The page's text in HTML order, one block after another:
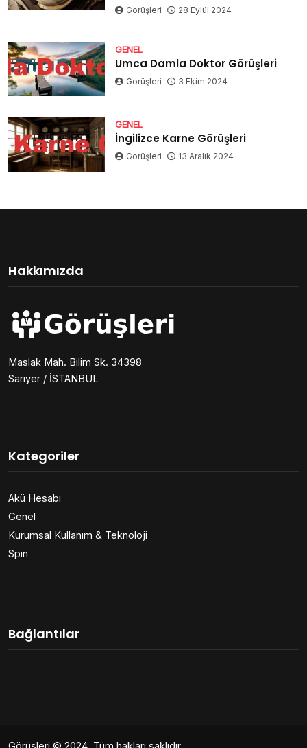
Görüşleri 28 Eylül 2024
GENEL
Umca Damla Doktor Görüşleri
Görüşleri 3 Ekim 2024
GENEL
İngilizce Karne Görüşleri
Görüşleri 13 Aralık 2024
Hakkımızda
Maslak Mah. Bilim Sk. 34398
Sarıyer / İSTANBUL
Kategoriler
Akü Hesabı
Genel
Kurumsal Kullanım & Teknoloji
Spin
Bağlantılar
Görüşleri © 2024. Tüm hakları saklıdır.